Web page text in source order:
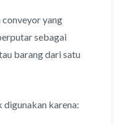
conveyor yang
sebagai
barang dari satu
karena: